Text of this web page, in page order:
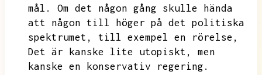
mål.
Om det någon gång skulle hända
att någon till höger på det politiska
spektrumet,
till exempel en rörelse,
Det är kanske lite utopiskt,
men
kanske en konservativ regering.